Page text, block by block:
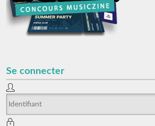
Se connecter